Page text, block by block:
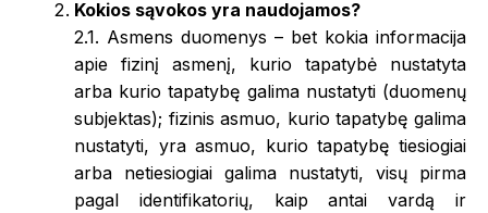
Kokios sąvokos yra naudojamos?
2.1. Asmens duomenys – bet kokia informacija
apie fizinį asmenį, kurio tapatybė nustatyta
arba kurio tapatybę galima nustatyti (duomenų
subjektas); fizinis asmuo, kurio tapatybę galima
nustatyti, yra asmuo, kurio tapatybę tiesiogiai
arba netiesiogiai galima nustatyti, visų pirma
pagal identifikatorių, kaip antai vardą ir